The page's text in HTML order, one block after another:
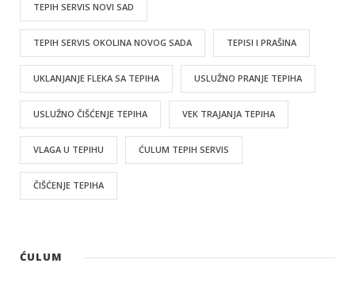
TEPIH SERVIS NOVI SAD
TEPIH SERVIS OKOLINA NOVOG SADA TEPISI I PRAŠINA
UKLANJANJE FLEKA SA TEPIHA USLUŽNO PRANJE TEPIHA
USLUŽNO ČIŠĆENJE TEPIHA VEK TRAJANJA TEPIHA
VLAGA U TEPIHU ĆULUM TEPIH SERVIS
ČIŠĆENJE TEPIHA
ĆULUM